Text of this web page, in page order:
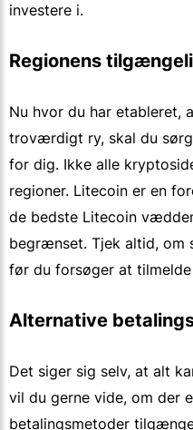
investere i.
Regionens
Nu hvor du har etableret,
troværdigt ry, skal du
for dig. Ikke alle
regioner. Litecoin er en
de bedste Litecoin
begrænset. Tjek altid,
før du forsøger at
Alternative
Det siger sig selv, at alt
vil du gerne vide, om der
betalingsmetoder